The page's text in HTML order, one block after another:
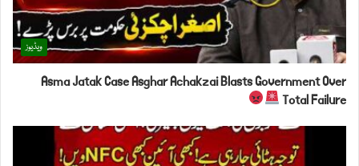
ویڈیوز
Asma Jatak Case Asghar Achakzai Blasts Government Over
Total Failure